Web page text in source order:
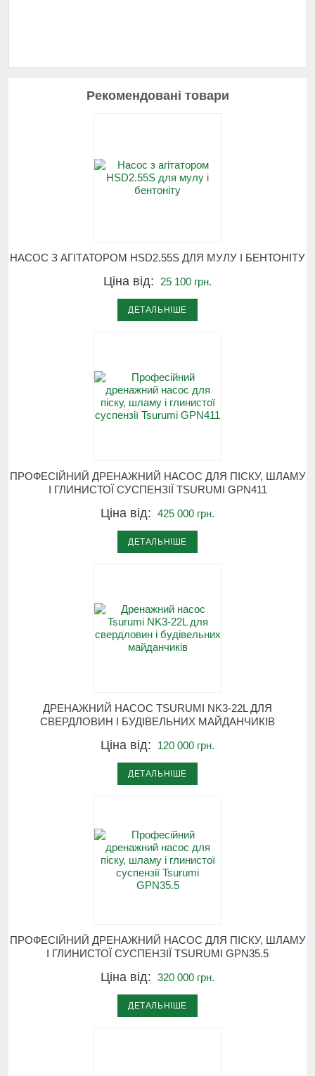
Рекомендовані товари
НАСОС З АГІТАТОРОМ HSD2.55S ДЛЯ МУЛУ І БЕНТОНІТУ
Ціна від: 25 100 грн.
ДЕТАЛЬНІШЕ
ПРОФЕСІЙНИЙ ДРЕНАЖНИЙ НАСОС ДЛЯ ПІСКУ, ШЛАМУ
І ГЛИНИСТОЇ СУСПЕНЗІЇ TSURUMI GPN411
Ціна від: 425 000 грн.
ДЕТАЛЬНІШЕ
ДРЕНАЖНИЙ НАСОС TSURUMI NK3-22L ДЛЯ
СВЕРДЛОВИН І БУДІВЕЛЬНИХ МАЙДАНЧИКІВ
Ціна від: 120 000 грн.
ДЕТАЛЬНІШЕ
ПРОФЕСІЙНИЙ ДРЕНАЖНИЙ НАСОС ДЛЯ ПІСКУ, ШЛАМУ
І ГЛИНИСТОЇ СУСПЕНЗІЇ TSURUMI GPN35.5
Ціна від: 320 000 грн.
ДЕТАЛЬНІШЕ